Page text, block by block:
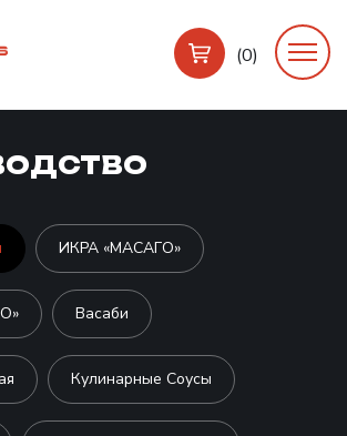
(0)
ИКРА «МАСАГО»
Васаби
Кулинарные Соусы